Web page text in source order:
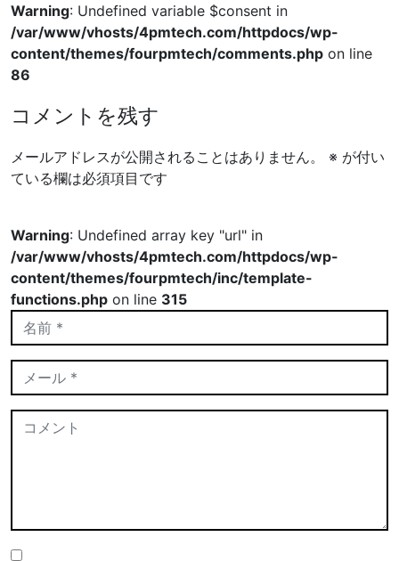
Warning: Undefined variable $consent in
/var/www/vhosts/4pmtech.com/httpdocs/wp-
content/themes/fourpmtech/comments.php on line
86
コメントを残す
メールアドレスが公開されることはありません。 ※ が付い
ている欄は必須項目です
Warning: Undefined array key "url" in
/var/www/vhosts/4pmtech.com/httpdocs/wp-
content/themes/fourpmtech/inc/template-
functions.php on line 315